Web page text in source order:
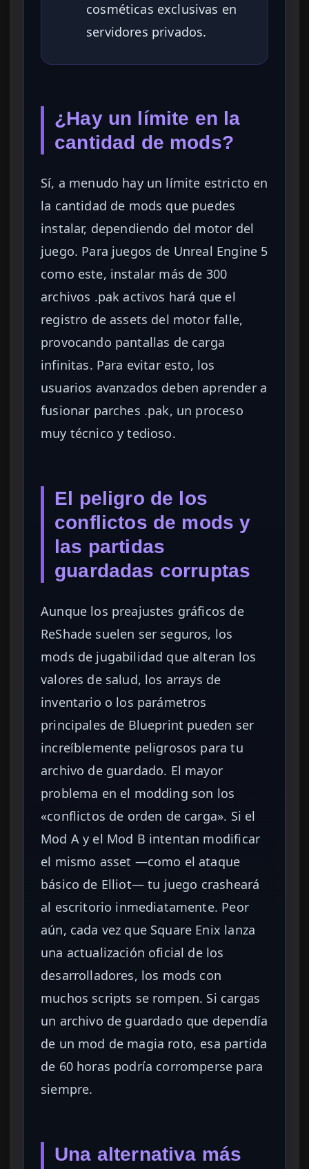
cosméticas exclusivas en
servidores privados.
¿Hay un límite en la
cantidad de mods?
Sí, a menudo hay un límite estricto en
la cantidad de mods que puedes
instalar, dependiendo del motor del
juego. Para juegos de Unreal Engine 5
como este, instalar más de 300
archivos .pak activos hará que el
registro de assets del motor falle,
provocando pantallas de carga
infinitas. Para evitar esto, los
usuarios avanzados deben aprender a
fusionar parches .pak, un proceso
muy técnico y tedioso.
El peligro de los
conflictos de mods y
las partidas
guardadas corruptas
Aunque los preajustes gráficos de
ReShade suelen ser seguros, los
mods de jugabilidad que alteran los
valores de salud, los arrays de
inventario o los parámetros
principales de Blueprint pueden ser
increíblemente peligrosos para tu
archivo de guardado. El mayor
problema en el modding son los
«conflictos de orden de carga». Si el
Mod A y el Mod B intentan modificar
el mismo asset —como el ataque
básico de Elliot— tu juego crasheará
al escritorio inmediatamente. Peor
aún, cada vez que Square Enix lanza
una actualización oficial de los
desarrolladores, los mods con
muchos scripts se rompen. Si cargas
un archivo de guardado que dependía
de un mod de magia roto, esa partida
de 60 horas podría corromperse para
siempre.
Una alternativa más